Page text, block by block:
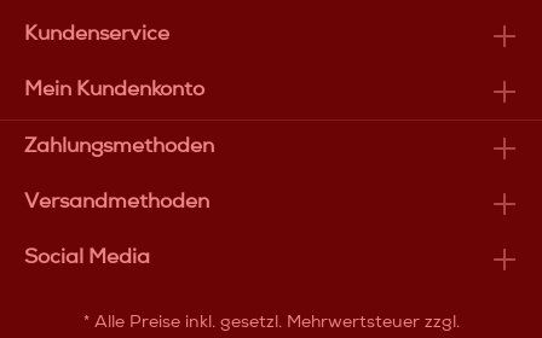
Kundenservice
Mein Kundenkonto
Zahlungsmethoden
Versandmethoden
Social Media
* Alle Preise inkl. gesetzl. Mehrwertsteuer zzgl.